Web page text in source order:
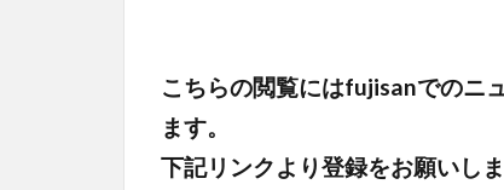
こちらの閲覧にはfujisanでのニ
ます。
下記リンクより登録をお願いし